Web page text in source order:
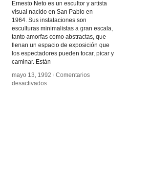
Ernesto Neto es un escultor y artista
visual nacido en San Pablo en
1964. Sus instalaciones son
esculturas minimalistas a gran escala,
tanto amorfas como abstractas, que
llenan un espacio de exposición que
los espectadores pueden tocar, picar y
caminar. Están
mayo 13, 1992 / Comentarios
desactivadosen
mayo 13, 1992 / Comentarios
desactivadosen